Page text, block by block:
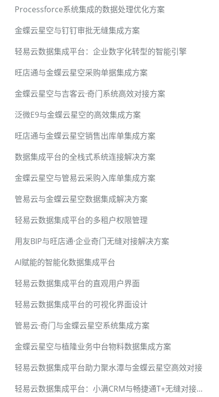
Processforce系统集成的数据处理优化方案
金蝶云星空与钉钉审批无缝集成方案
轻易云数据集成平台：企业数字化转型的智能引擎
旺店通与金蝶云星空采购单据集成方案
金蝶云星空与吉客云·奇门系统高效对接方案
泛微E9与金蝶云星空的高效集成方案
旺店通与金蝶云星空销售出库单集成方案
数据集成平台的全栈式系统连接解决方案
金蝶云星空与管易云采购入库单集成方案
管易云与金蝶云星空数据集成解决方案
轻易云数据集成平台的多租户权限管理
用友BIP与旺店通·企业奇门无缝对接解决方案
AI赋能的智能化数据集成平台
轻易云数据集成平台的直观用户界面
轻易云数据集成平台的可视化界面设计
管易云·奇门与金蝶云星空系统集成方案
金蝶云星空与植隆业务中台物料数据集成方案
轻易云数据集成平台助力聚水潭与金蝶云星空高效对接
轻易云数据集成平台：小满CRM与畅捷通T+无缝对接方案